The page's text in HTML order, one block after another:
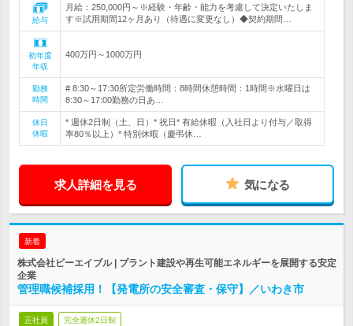
給与
月給：250,000円～※経験・年齢・能力を考慮して決定いたしま
す※試用期間12ヶ月あり（待遇に変更なし）◆契約期間…
初年度
年収
400万円～1000万円
勤務
時間
# 8:30～17:30所定労働時間：8時間休憩時間：1時間※水曜日は
8:30～17:00勤務の日あ…
休日
休暇
* 週休2日制（土、日）* 祝日* 有給休暇（入社日より付与／取得
率80％以上）* 特別休暇（慶弔休…
求人詳細を見る 気になる
新着
株式会社ビーエイブル | プラント建設や再生可能エネルギーを展開する安定
企業
管理職候補採用！【発電所の安全審査・保守】／いわき市
正社員 完全週休2日制